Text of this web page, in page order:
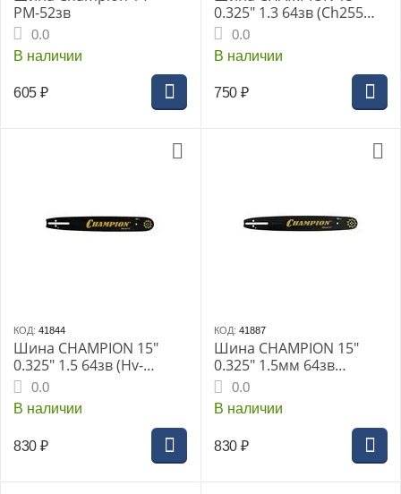
РМ-52зв
0.0
В наличии
605 ₽
0.325" 1.3 64зв (Ch255
Hv137,142,55,339,240,242
,340,345,350,357,359,455)
150MPBK09
0.0
В наличии
750 ₽
КОД: 41844
Шина CHAMPION 15"
0.325" 1.5 64зв (Hv-
55.254.257.357.359)
158SLBK095
0.0
В наличии
830 ₽
КОД: 41887
Шина CHAMPION 15"
0.325" 1.5мм 64зв
(CH251,254,256;H455,545,
555,560XP 158SLBK095)
0.0
В наличии
830 ₽